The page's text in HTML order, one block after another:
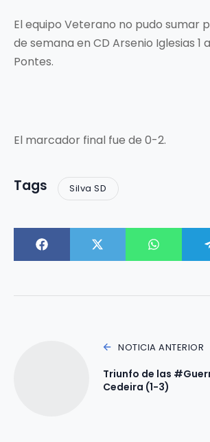
El equipo Veterano no pudo sumar
de semana en CD Arsenio Iglesias 1
Pontes.
El marcador final fue de 0-2.
Tags Silva SD
NOTICIA ANTERIOR
Triunfo de las
Cedeira (1-3)